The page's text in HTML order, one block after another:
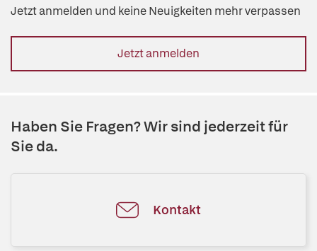
Jetzt anmelden und keine Neuigkeiten mehr verpassen
Jetzt anmelden
Haben Sie Fragen? Wir sind jederzeit für
Sie da.
Kontakt